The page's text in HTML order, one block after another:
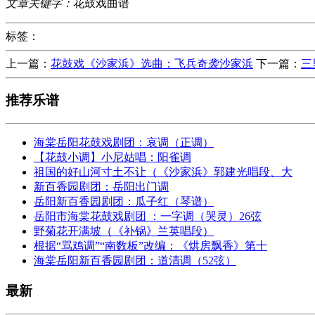
文章关键字： 花鼓戏曲谱
标签：
上一篇： 花鼓戏《沙家浜》选曲：飞兵奇袭沙家浜 下一篇： 三
推荐乐谱
海棠岳阳花鼓戏剧团：哀调（正调）
【花鼓小调】小尼姑唱：阳雀调
祖国的好山河寸土不让（《沙家浜》郭建光唱段、大
新百香园剧团：岳阳出门调
岳阳新百香园剧团：瓜子红（琴谱）
岳阳市海棠花鼓戏剧团 ：一字调（哭灵）26弦
野菊花开满坡（《补锅》兰英唱段）
根据“骂鸡调”“南数板”改编：《烘房飘香》第十
海棠岳阳新百香园剧团：道清调（52弦）
最新